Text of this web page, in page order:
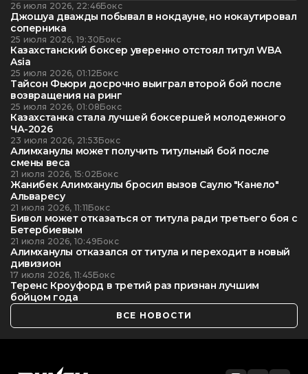
26 июля 2026, 22:46Бокс
Джошуа дважды побывал в нокдауне, но нокаутировал
соперника
25 июля 2026, 19:30Бокс
Казахстанский боксер уверенно отстоял титул WBA
Asia
25 июля 2026, 01:12Бокс
Тайсон Фьюри досрочно выиграл второй бой после
возвращения на ринг
25 июля 2026, 01:08Бокс
Казахстанка стала лучшей боксершей молодежного
ЧА-2026
23 июля 2026, 21:53Бокс
Алимханулы может получить титульный бой после
смены веса
21 июля 2026, 15:02Бокс
Жанибек Алимханулы бросил вызов Саулю "Канело"
Альваресу
21 июля 2026, 11:11Бокс
Бивол может отказаться от титула ради третьего боя с
Бетербиевым
21 июля 2026, 10:49Бокс
Алимханулы отказался от титула и переходит в новый
дивизион
17 июля 2026, 11:45Бокс
Теренс Кроуфорд в третий раз признан лучшим
бойцом года
ВСЕ НОВОСТИ